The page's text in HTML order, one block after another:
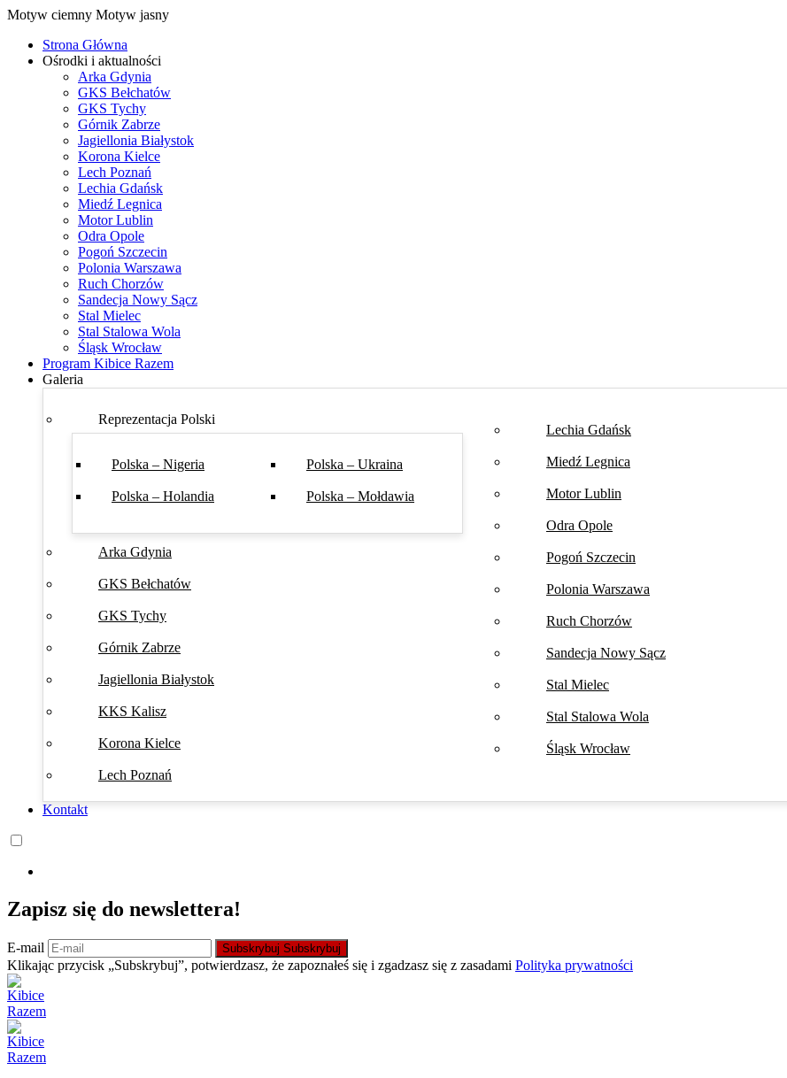
Motyw ciemny Motyw jasny
Strona Główna
Ośrodki i aktualności
Arka Gdynia
GKS Bełchatów
GKS Tychy
Górnik Zabrze
Jagiellonia Białystok
Korona Kielce
Lech Poznań
Lechia Gdańsk
Miedź Legnica
Motor Lublin
Odra Opole
Pogoń Szczecin
Polonia Warszawa
Ruch Chorzów
Sandecja Nowy Sącz
Stal Mielec
Stal Stalowa Wola
Śląsk Wrocław
Program Kibice Razem
Galeria
Reprezentacja Polski
Polska – Nigeria
Polska – Holandia
Polska – Ukraina
Polska – Mołdawia
Arka Gdynia
GKS Bełchatów
GKS Tychy
Górnik Zabrze
Jagiellonia Białystok
KKS Kalisz
Korona Kielce
Lech Poznań
Lechia Gdańsk
Miedź Legnica
Motor Lublin
Odra Opole
Pogoń Szczecin
Polonia Warszawa
Ruch Chorzów
Sandecja Nowy Sącz
Stal Mielec
Stal Stalowa Wola
Śląsk Wrocław
Kontakt
Zapisz się do newslettera!
E-mail Subskrybuj Subskrybuj
Klikając przycisk „Subskrybuj”, potwierdzasz, że zapoznałeś się i zgadzasz się z zasadami Polityka prywatności